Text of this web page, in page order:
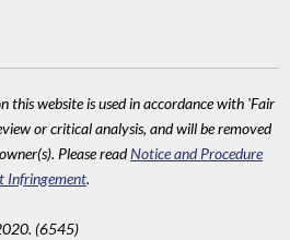
website is used in accordance with 'Fair
or critical analysis, and will be removed
Please readNotice and Procedure
Infringement.
(6545)